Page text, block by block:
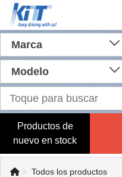
Marca
Modelo
Productos de
nuevo en stock
Todos los productos